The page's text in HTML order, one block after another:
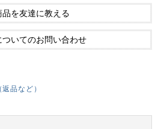
品を友達に教える
ついてのお問い合わせ
品など）